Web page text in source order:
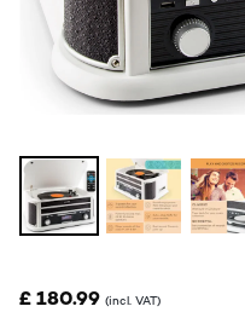
£ 180.99 (incl. VAT)